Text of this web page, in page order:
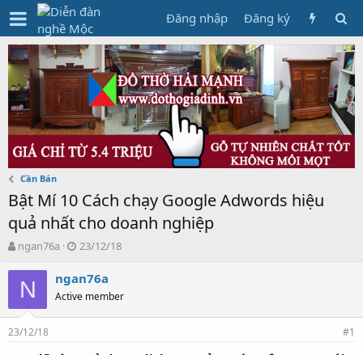
Đăng nhập Đăng ký
Cần Bán
Bật Mí 10 Cách chạy Google Adwords hiệu
quả nhất cho doanh nghiệp
T
r
e
d
s
ngan76a
N
à
g
ử
23/12/18
N ngan76a
Active member
23/12/18 #1